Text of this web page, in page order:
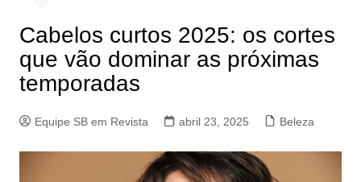
Cabelos curtos 2025: os cortes
que vão dominar as próximas
temporadas
Equipe SB em Revista abril 23, 2025 Beleza